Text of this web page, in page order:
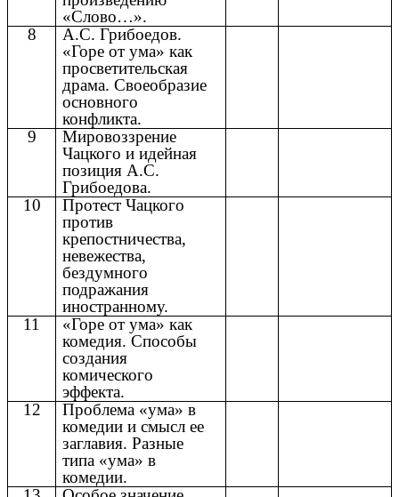
«Слово…».
8
А.С. Грибоедов.
«Горе от ума» как
просветительская
драма. Своеобразие
основного
конфликта.
9
Мировоззрение
Чацкого и идейная
позиция А.С.
Грибоедова.
10
Протест Чацкого
против
крепостничества,
невежества,
бездумного
подражания
иностранному.
11
«Горе от ума» как
комедия. Способы
создания
комического
эффекта.
12
Проблема «ума» в
комедии и смысл ее
заглавия. Разные
типа «ума» в
комедии.